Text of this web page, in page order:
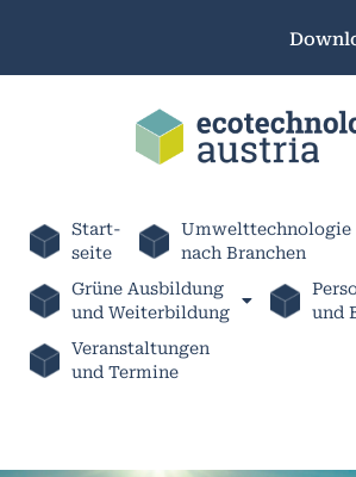
Start-
seite
Umwelttechnologie
nach Branchen
Grüne Ausbildung
und Weiterbildung
und
Veranstaltungen
und Termine